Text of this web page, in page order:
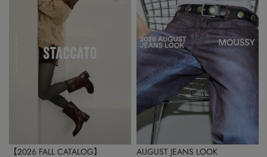
【2026 FALL CATALOG】
AUGUST JEANS LOOK